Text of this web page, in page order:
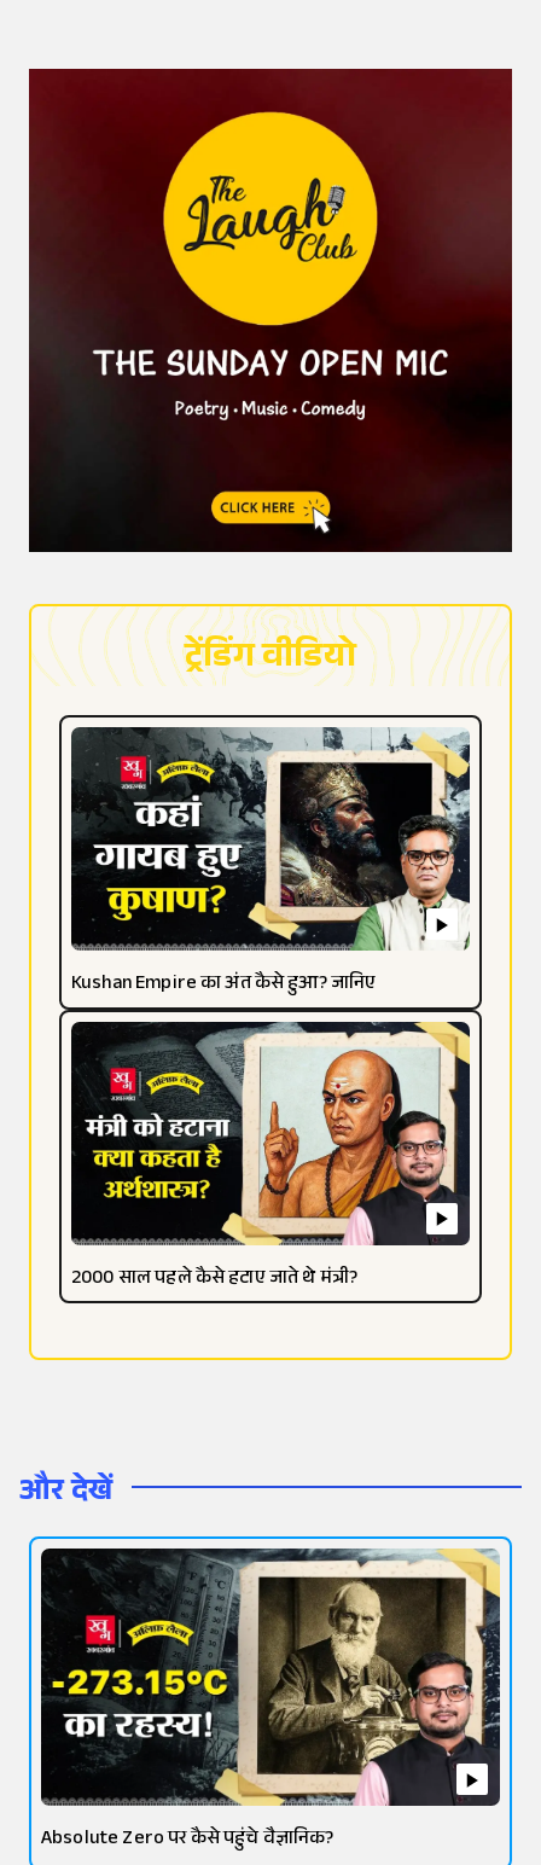
ट्रेंडिंग वीडियो
Kushan Empire का अंत कैसे हुआ? जानिए
2000 साल पहले कैसे हटाए जाते थे मंत्री?
और देखें
Absolute Zero पर कैसे पहुंचे वैज्ञानिक?